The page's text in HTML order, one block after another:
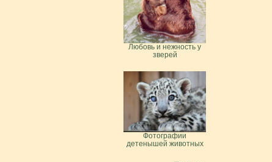
Любовь и нежность у
зверей
Фотографии
детенышей животных